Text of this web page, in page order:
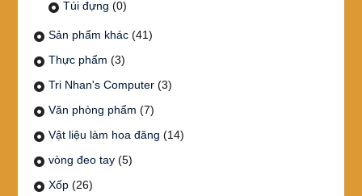
Túi đựng (0)
Sản phẩm khác (41)
Thực phẩm (3)
Tri Nhan's Computer (3)
Văn phòng phẩm (7)
Vật liệu làm hoa đăng (14)
vòng đeo tay (5)
Xốp (26)